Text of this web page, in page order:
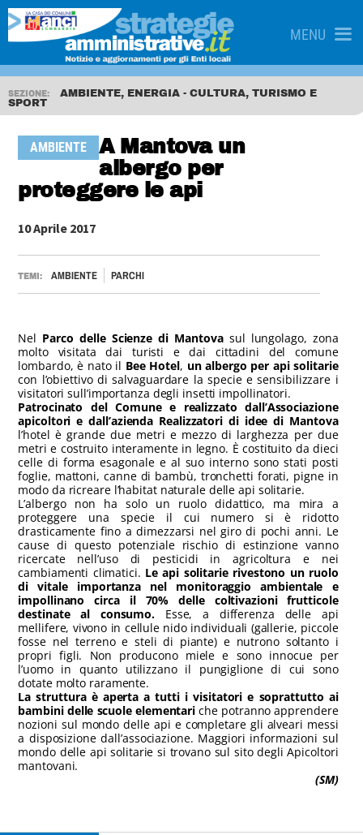
MENU
SEZIONE:
AMBIENTE, ENERGIA - CULTURA, TURISMO E
SPORT
AMBIENTE
A Mantova un
albergo per
proteggere le api
10 Aprile 2017
TEMI: AMBIENTE PARCHI
Nel Parco delle Scienze di Mantovasul lungolago, zona
molto visitata dai turisti e dai cittadini del comune
lombardo, è nato il Bee Hotel, un albergo per api solitarie
con l’obiettivo di salvaguardare la specie e sensibilizzare i
visitatori sull’importanza degli insetti impollinatori.
Patrocinato del Comune e realizzato dall’Associazione
apicoltori e dall’azienda Realizzatori di idee di Mantova
l’hotel è grande due metri e mezzo di larghezza per due
metri e costruito interamente in legno. È costituito da dieci
celle di forma esagonale e al suo interno sono stati posti
foglie, mattoni, canne di bambù, tronchetti forati, pigne in
modo da ricreare l’habitat naturale delle api solitarie.
L’albergo non ha solo un ruolo didattico, ma mira a
proteggere una specie il cui numero si è ridotto
drasticamente fino a dimezzarsi nel giro di pochi anni. Le
cause di questo potenziale rischio di estinzione vanno
ricercate nell’uso di pesticidi in agricoltura e nei
cambiamenti climatici. Le api solitarie rivestono un ruolo
di vitale importanza nel monitoraggio ambientale e
impollinano circa il 70% delle coltivazioni frutticole
destinate al consumo. Esse, a differenza delle api
mellifere, vivono in cellule nido individuali (gallerie, piccole
fosse nel terreno e steli di piante) e nutrono soltanto i
propri figli. Non producono miele e sono innocue per
l’uomo in quanto utilizzano il pungiglione di cui sono
dotate molto raramente.
La struttura è aperta a tutti i visitatori e soprattutto ai
bambini delle scuole elementariche potranno apprendere
nozioni sul mondo delle api e completare gli alveari messi
a disposizione dall’associazione. Maggiori informazioni sul
mondo delle api solitarie si trovano sul sito degli Apicoltori
mantovani.
(SM)